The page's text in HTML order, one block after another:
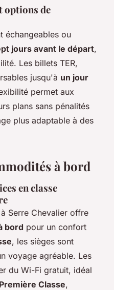
options de
échangeables ou
jours avant le départ,
Les billets TER,
jusqu'à un jour
permet aux
plans sans pénalités
plus adaptable à des
à bord
en classe
Serre Chevalier offre
bord pour un confort
, les sièges sont
voyage agréable. Les
du Wi-Fi gratuit, idéal
Première Classe,